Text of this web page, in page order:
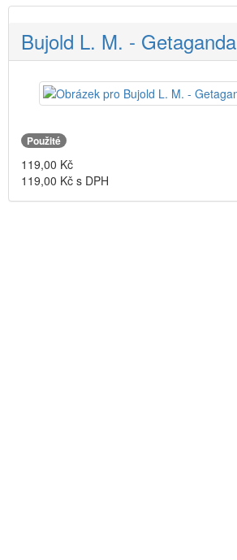
Bujold L. M. - Getaganda
Použité
119,00 Kč
119,00 Kč s DPH